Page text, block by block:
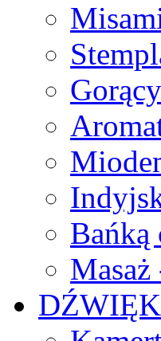
Bańką
Masaż